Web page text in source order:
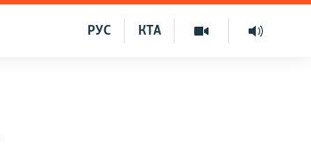
КТА
РУС